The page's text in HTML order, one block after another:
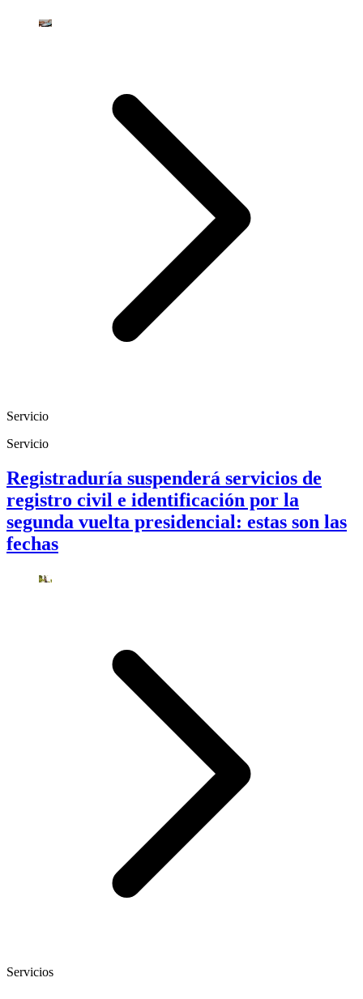
Servicio
Servicio
Registraduría suspenderá servicios de
registro civil e identificación por la
segunda vuelta presidencial: estas son las
fechas
Servicios